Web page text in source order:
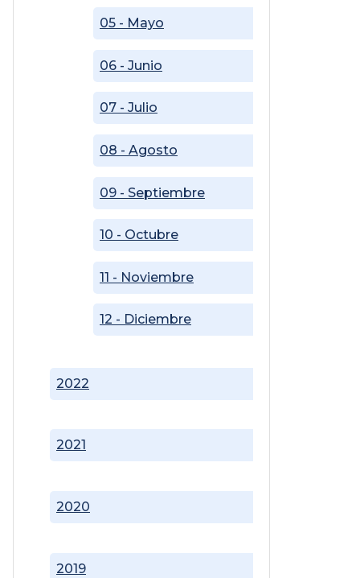
2019
2020
2021
2022
05 - Mayo
06 - Junio
07 - Julio
08 - Agosto
09 - Septiembre
10 - Octubre
11 - Noviembre
12 - Diciembre